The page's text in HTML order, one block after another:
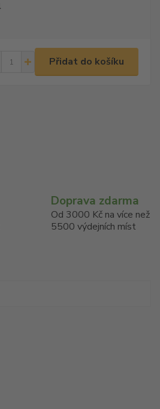
Přidat do košíku
Doprava zdarma
Od 3000 Kč na více než
5500 výdejních míst